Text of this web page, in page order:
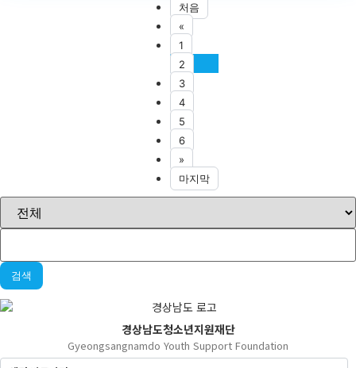
처음
«
1
2
3
4
5
6
»
마지막
검색
경상남도청소년지원재단
Gyeongsangnamdo Youth Support Foundation